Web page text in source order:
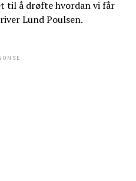
til å drøfte hvordan vi får
Lund Poulsen.